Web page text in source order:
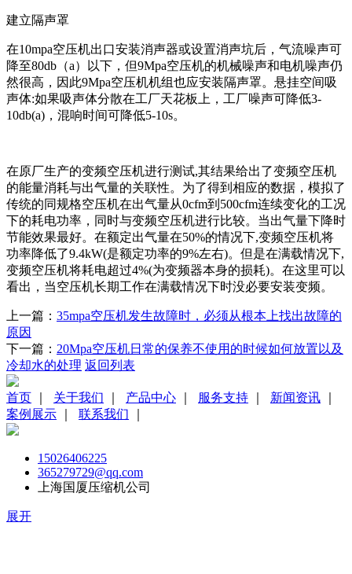
建立隔声罩
在10mpa空压机出口安装消声器或设置消声坑后，气流噪声可
降至80db（a）以下，但9Mpa空压机的机械噪声和电机噪声仍
然很高，因此9Mpa空压机机组也应安装隔声罩。悬挂空间吸
声体:如果吸声体分散在工厂天花板上，工厂噪声可降低3-
10db(a)，混响时间可降低5-10s。
在原厂生产的变频空压机进行测试,其结果给出了变频空压机
的能量消耗与出气量的关联性。为了得到相应的数据，模拟了
传统的同规格空压机在出气量从0cfm到500cfm连续变化的工况
下的耗电功率，同时与变频空压机进行比较。当出气量下降时
节能效果最好。在额定出气量在50%的情况下,变频空压机将
功率降低了9.4kW(是额定功率的9%左右)。但是在满载情况下,
变频空压机将耗电超过4%(为变频器本身的损耗)。在这里可以
看出，当空压机长期工作在满载情况下时没必要安装变频。
上一篇： 35mpa空压机发生故障时，必须从根本上找出故障的
原因
下一篇： 20Mpa空压机日常的保养不使用的时候如何放置以及
冷却水的处理 返回列表
首页 关于我们 产品中心 服务支持 新闻资讯
案例展示
联系我们
15026406225
365279729@qq.com
上海国厦压缩机公司
展开